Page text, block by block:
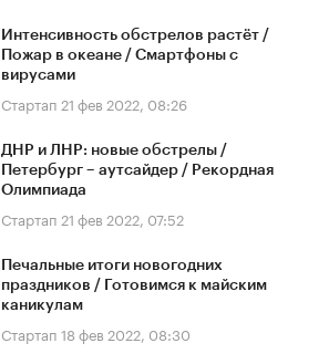
Интенсивность обстрелов растёт /
Пожар в океане / Смартфоны с
вирусами
Стартап 21 фев 2022, 08:26
ДНР и ЛНР: новые обстрелы /
Петербург – аутсайдер / Рекордная
Олимпиада
Стартап 21 фев 2022, 07:52
Печальные итоги новогодних
праздников / Готовимся к майским
каникулам
Стартап 18 фев 2022, 08:30